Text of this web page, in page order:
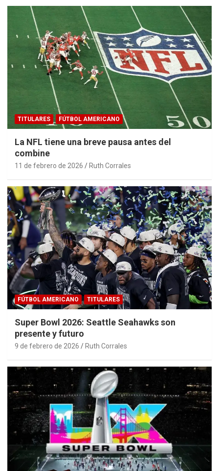
TITULARES FÚTBOL AMERICANO
La NFL tiene una breve pausa antes del
combine
11 de febrero de 2026 Ruth Corrales
FÚTBOL AMERICANO TITULARES
Super Bowl 2026: Seattle Seahawks son
presente y futuro
9 de febrero de 2026 Ruth Corrales